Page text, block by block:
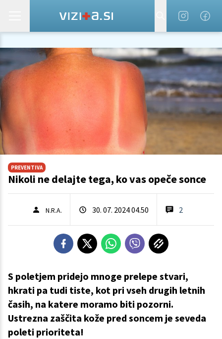
PREVENTIVA
Nikoli ne delajte tega, ko vas opeče sonce
N.R.A. 30. 07. 2024 04.50 2
S poletjem pridejo mnoge prelepe stvari,
hkrati pa tudi tiste, kot pri vseh drugih letnih
časih, na katere moramo biti pozorni.
Ustrezna zaščita kože pred soncem je seveda
poleti prioriteta!